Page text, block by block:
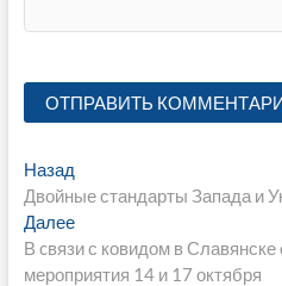
Навигация
по
записям
НазадПредыдущая
запись:
Двойные стандарты Запада и
ДалееСледующая
запись:
В cвязи с ковидом в
мероприятия 14 и 17 октября